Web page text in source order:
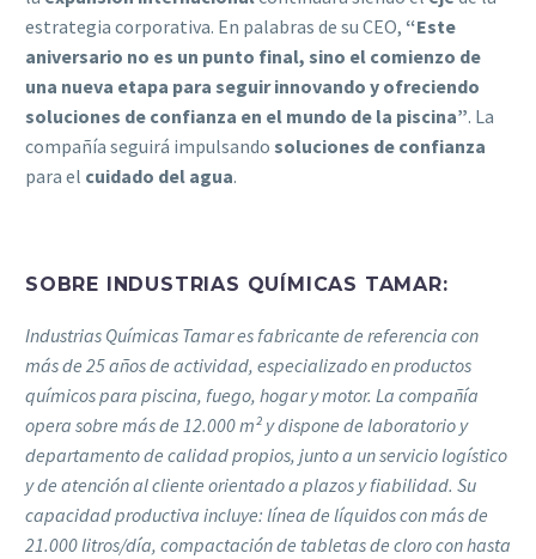
estrategia corporativa. En palabras de su CEO, “Este
aniversario no es un punto final, sino el comienzo de
una nueva etapa para seguir innovando y ofreciendo
soluciones de confianza en el mundo de la piscina”. La
compañía seguirá impulsando soluciones de confianza
para el cuidado del agua.
SOBRE INDUSTRIAS QUÍMICAS TAMAR:
Industrias Químicas Tamar es fabricante de referencia con
más de 25 años de actividad, especializado en productos
químicos para piscina, fuego, hogar y motor. La compañía
opera sobre más de 12.000 m² y dispone de laboratorio y
departamento de calidad propios, junto a un servicio logístico
y de atención al cliente orientado a plazos y fiabilidad. Su
capacidad productiva incluye: línea de líquidos con más de
21.000 litros/día, compactación de tabletas de cloro con hasta